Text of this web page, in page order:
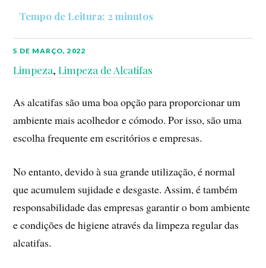
5 DE MARÇO, 2022
Limpeza,Limpeza de Alcatifas
As alcatifas são uma boa opção para proporcionar um
ambiente mais acolhedor e cómodo. Por isso, são uma
escolha frequente em escritórios e empresas.
No entanto, devido à sua grande utilização, é normal
que acumulem sujidade e desgaste. Assim, é também
responsabilidade das empresas garantir o bom ambiente
e condições de higiene através da limpeza regular das
alcatifas.